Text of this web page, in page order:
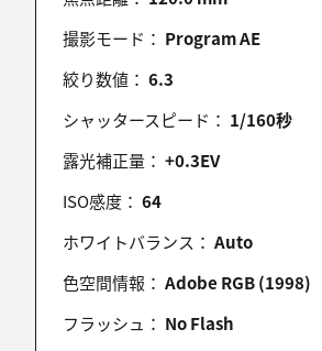
コンテスト、入選おめでとうございま
kiyotti
入選、おめでとうございます。(^^)v
JUNA
撮影モード： Program AE
絞り数値： 6.3
シャッタースピード： 1/160秒
露光補正量： +0.3EV
ISO感度： 64
ホワイトバランス： Auto
色空間情報： Adobe RGB (1998)
フラッシュ： No Flash